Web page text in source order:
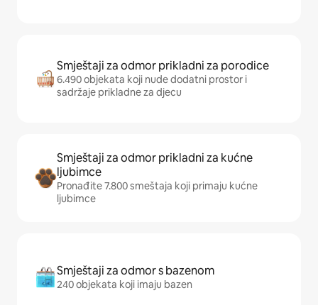
Smještaji za odmor prikladni za porodice
6.490 objekata koji nude dodatni prostor i
sadržaje prikladne za djecu
Smještaji za odmor prikladni za kućne
ljubimce
Pronađite 7.800 smeštaja koji primaju kućne
ljubimce
Smještaji za odmor s bazenom
240 objekata koji imaju bazen